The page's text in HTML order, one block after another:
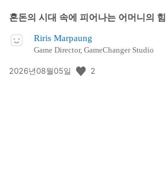
혼돈의 시대 속에 피어나는 어머니의 힘
Riris Marpaung
Game Director, GameChanger Studio
공
2026년08월05일 2